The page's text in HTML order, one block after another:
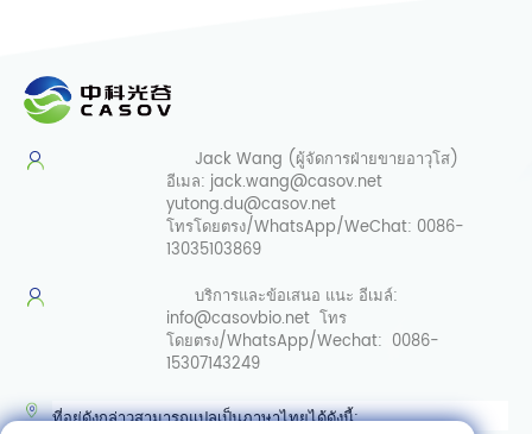
Jack Wang (ผู้จัดการฝ่ายขายอาวุโส)
อีเมล: jack.wang@casov.net
yutong.du@casov.net
โทรโดยตรง/WhatsApp/WeChat: 0086-
13035103869
บริการและข้อเสนอ แนะ อีเมล์:
info@casovbio.net โทร
โดยตรง/WhatsApp/Wechat: 0086-
15307143249
ที่อยู่ดังกล่าวสามารถแปลเป็นภาษาไทยได้ดังนี้: